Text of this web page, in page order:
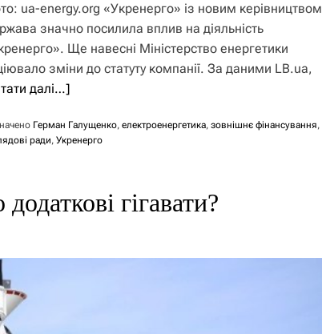
ua-energy.org «Укренерго» із новим керівництвом
значно посилила вплив на діяльність
Ще навесні Міністерство енергетики
зміни до статуту компанії. За даними LB.ua,
далі…]
Герман Галущенко,електроенергетика,зовнішнє фінансування,
ради,Укренерго
гігавати?